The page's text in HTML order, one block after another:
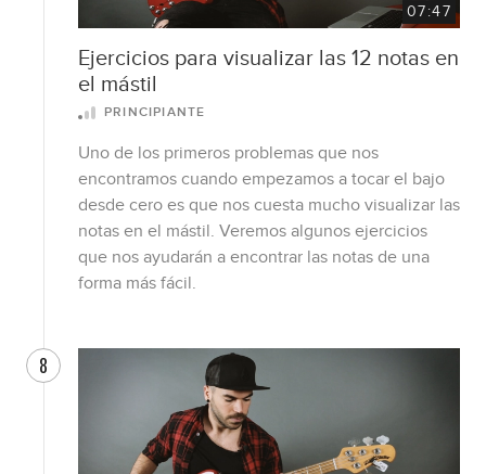
07:47
Ejercicios para visualizar las 12 notas en
el mástil
PRINCIPIANTE
Uno de los primeros problemas que nos
encontramos cuando empezamos a tocar el bajo
desde cero es que nos cuesta mucho visualizar las
notas en el mástil. Veremos algunos ejercicios
que nos ayudarán a encontrar las notas de una
forma más fácil.
8